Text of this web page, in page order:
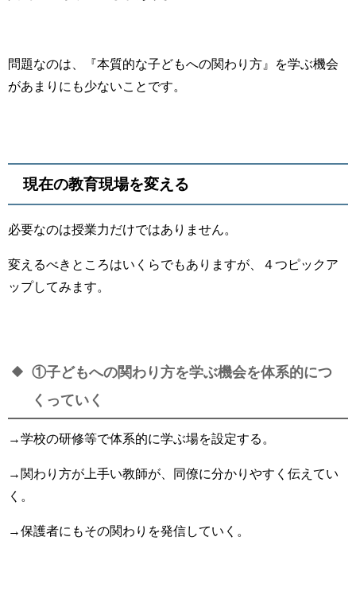
問題なのは、『本質的な子どもへの関わり方』を学ぶ機会
があまりにも少ないことです。
現在の教育現場を変える
必要なのは授業力だけではありません。
変えるべきところはいくらでもありますが、４つピックア
ップしてみます。
①子どもへの関わり方を学ぶ機会を体系的につ
くっていく
→学校の研修等で体系的に学ぶ場を設定する。
→関わり方が上手い教師が、同僚に分かりやすく伝えてい
く。
→保護者にもその関わりを発信していく。